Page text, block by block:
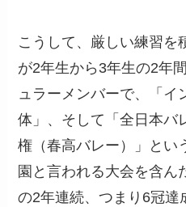
こうして、厳しい練習を
が2年生から3年生の2年
ュラーメンバーで、「イ
体」、そして「全日本バ
権（春高バレー）」とい
園と言われる大会を含ん
の2年連続、つまり6冠達